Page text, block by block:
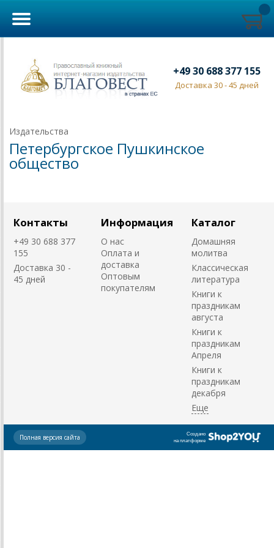
+49 30 688 377 155
Доставка 30 - 45 дней
Издательства
Петербургское Пушкинское
общество
Контакты
+49 30 688 377
155
Доставка 30 -
45 дней
Информация
О нас
Оплата и
доставка
Оптовым
покупателям
Каталог
Домашняя
молитва
Классическая
литература
Книги к
праздникам
августа
Книги к
праздникам
Апреля
Книги к
праздникам
декабря
Создано
на платформе
Полная версия сайта